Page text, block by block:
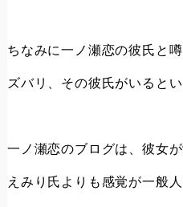
ちなみに一ノ瀬恋の彼氏と
ズバリ、その彼氏がいると
一ノ瀬恋のブログは、彼女
えみり氏よりも感覚が一般